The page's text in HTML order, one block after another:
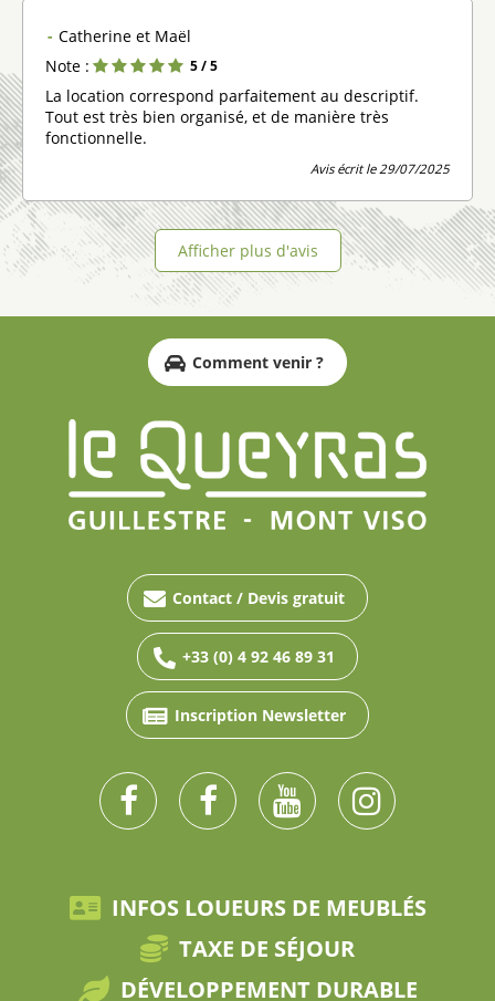
Catherine et Maël
Note :
5 / 5
La location correspond parfaitement au descriptif.
Tout est très bien organisé, et de manière très
fonctionnelle.
Avis écrit le 29/07/2025
Afficher plus d'avis
Comment venir ?
Contact / Devis gratuit
+33 (0) 4 92 46 89 31
Inscription Newsletter
INFOS LOUEURS DE MEUBLÉS
TAXE DE SÉJOUR
DÉVELOPPEMENT DURABLE